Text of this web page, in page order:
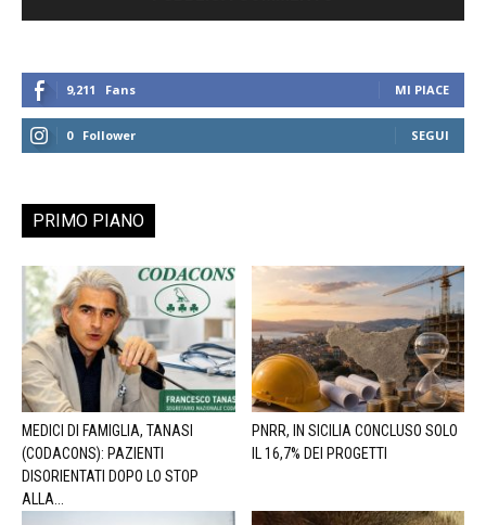
9,211 Fans MI PIACE
0 Follower SEGUI
PRIMO PIANO
MEDICI DI FAMIGLIA, TANASI
(CODACONS): PAZIENTI
DISORIENTATI DOPO LO STOP
ALLA...
PNRR, IN SICILIA CONCLUSO SOLO
IL 16,7% DEI PROGETTI